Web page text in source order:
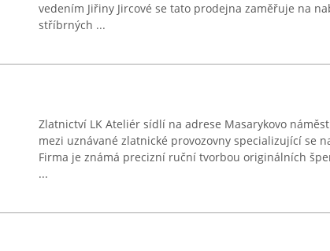
vedením Jiřiny Jircové se tato prodejna zaměřuje na
stříbrných ...
Zlatnictví LK Ateliér sídlí na adrese Masarykovo
mezi uznávané zlatnické provozovny specializující se
Firma je známá precizní ruční tvorbou originálních
...